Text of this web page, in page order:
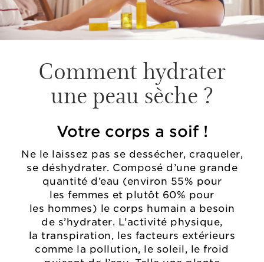
Comment hydrater
une peau sèche ?
Votre corps a soif !
Ne le laissez pas se dessécher, craqueler,
se déshydrater. Composé d’une grande
quantité d’eau (environ 55% pour
les femmes et plutôt 60% pour
les hommes) le corps humain a besoin
de s’hydrater. L’activité physique,
la transpiration, les facteurs extérieurs
comme la pollution, le soleil, le froid